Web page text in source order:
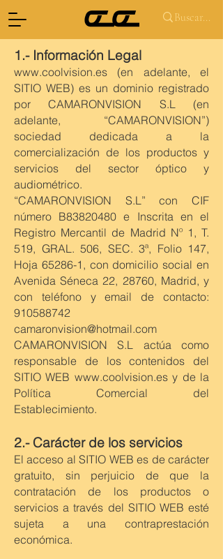
1.- Información Legal
www.coolvision.es (en adelante, el
SITIO WEB) es un dominio registrado
por CAMARONVISION S.L (en
adelante, “CAMARONVISION”)
sociedad dedicada a la
comercialización de los productos y
servicios del sector óptico y
audiométrico.
“CAMARONVISION S.L” con CIF
número B83820480 e Inscrita en el
Registro Mercantil de Madrid Nº 1, T.
519, GRAL. 506, SEC. 3ª, Folio 147,
Hoja 65286-1, con domicilio social en
Avenida Séneca 22, 28760, Madrid, y
con teléfono y email de contacto:
910588742
camaronvision@hotmail.com
CAMARONVISION S.L actúa como
responsable de los contenidos del
SITIO WEB www.coolvision.esy de la
Política Comercial del
Establecimiento.
2.- Carácter de los servicios
El acceso al SITIO WEB es de carácter
gratuito, sin perjuicio de que la
contratación de los productos o
servicios a través del SITIO WEB esté
sujeta a una contraprestación
económica.